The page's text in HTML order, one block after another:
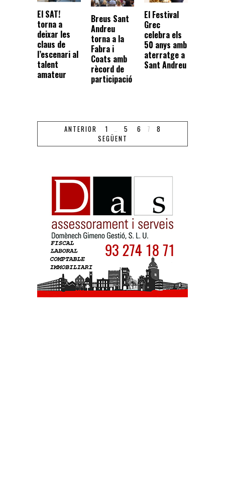
El SAT!
torna a
deixar les
claus de
l’escenari al
talent
amateur
Breus Sant
Andreu
torna a la
Fabra i
Coats amb
rècord de
participació
El Festival
Grec
celebra els
50 anys amb
aterratge a
Sant Andreu
ANTERIOR 1 5 6 7
8
SEGÜENT